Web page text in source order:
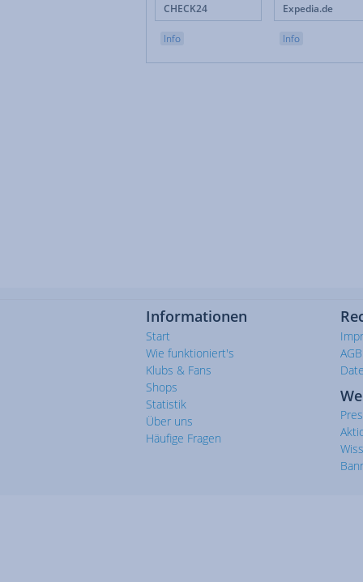
CHECK24
Info
Expedia.de
Info
Informationen
Start
Wie funktioniert's
Klubs & Fans
Shops
Statistik
Über uns
Häufige Fragen
AGB